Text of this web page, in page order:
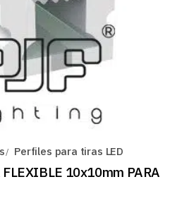
Perfiles para tiras LED
10x10mm PARA